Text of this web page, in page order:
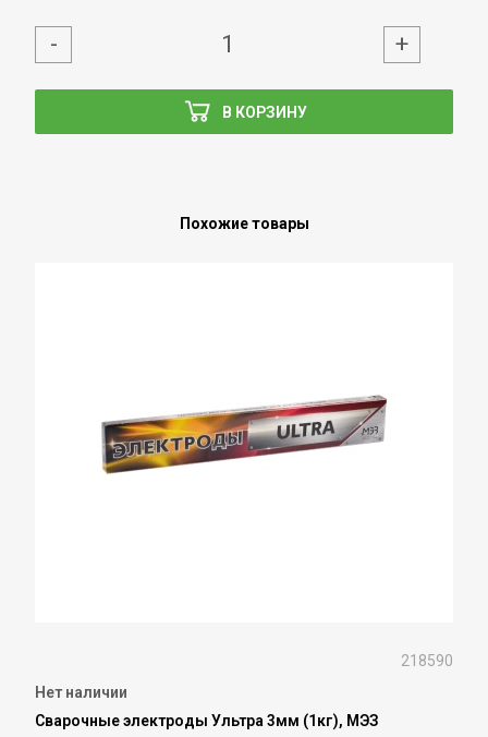
В КОРЗИНУ
- +
Похожие товары
218590
Нет наличии
Сварочные электроды Ультра 3мм (1кг), МЭЗ